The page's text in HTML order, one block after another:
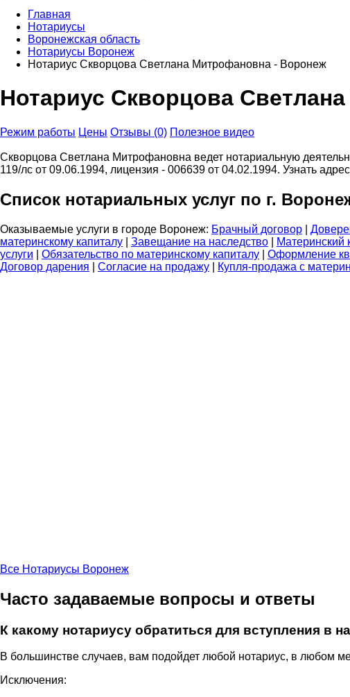
Главная
Нотариусы
Воронежская область
Нотариусы Воронеж
Нотариус Скворцова Светлана Митрофановна - Воронеж
Нотариус Скворцова
Режим работы Цены Отзывы (0) Полезное видео
Скворцова Светлана Митрофановна ведет нотариальную
119/лс от 09.06.1994, лицензия - 006639 от 04.02.1994. Узнать
Список нотариальных услуг по г.
Оказываемые услуги в городе Воронеж: Брачный договор
материнскому капиталу
Завещание на наследство Материнский
услуги
Обязательство по материнскому капиталу Оформление
Договор дарения
Согласие на продажу Купля-продажа с
Все Нотариусы Воронеж
Часто задаваемые вопросы и ответы
К какому нотариусу обратиться для вступления в
В большинстве случаев, вам подойдет любой нотариус, в любом
Исключения: